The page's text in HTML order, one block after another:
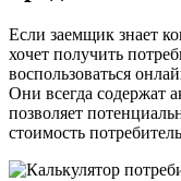
Если заемщик знает
хочет получить
воспользоваться
Они всегда содержат
позволяет
стоимость